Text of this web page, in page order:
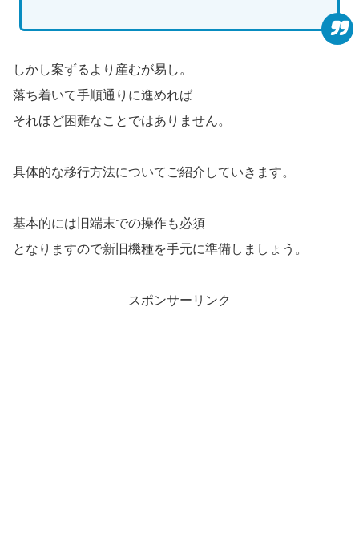
しかし案ずるより産むが易し。
落ち着いて手順通りに進めれば
それほど困難なことではありません。
具体的な移行方法についてご紹介していきます。
基本的には旧端末での操作も必須
となりますので新旧機種を手元に準備しましょう。
スポンサーリンク